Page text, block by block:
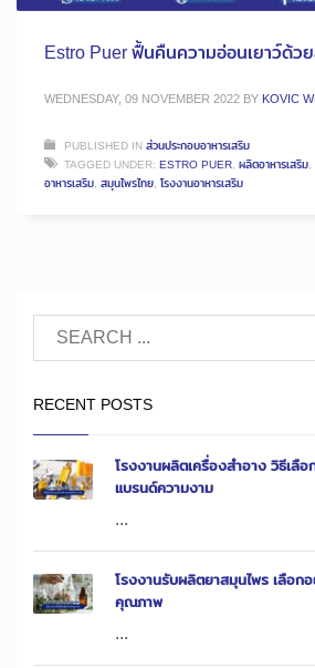
Estro Puer ฟื้นคืนความอ่อนเยาว์ด้ว
WEDNESDAY, 09 NOVEMBER 2022 BY KOVIC
PUBLISHED INส่วนประกอบอาหารเสริม
TAGGED UNDER: ESTRO PUER, ผลิตอาหารเสริม,
อาหารเสริม, สมุนไพรไทย, โรงงานอาหารเสริม
RECENT POSTS
โรงงานผลิตเครื่องสำอาง วิธีเลื
แบรนด์ความงาม
...
โรงงานรับผลิตยาสมุนไพร เลือก
คุณภาพ
...